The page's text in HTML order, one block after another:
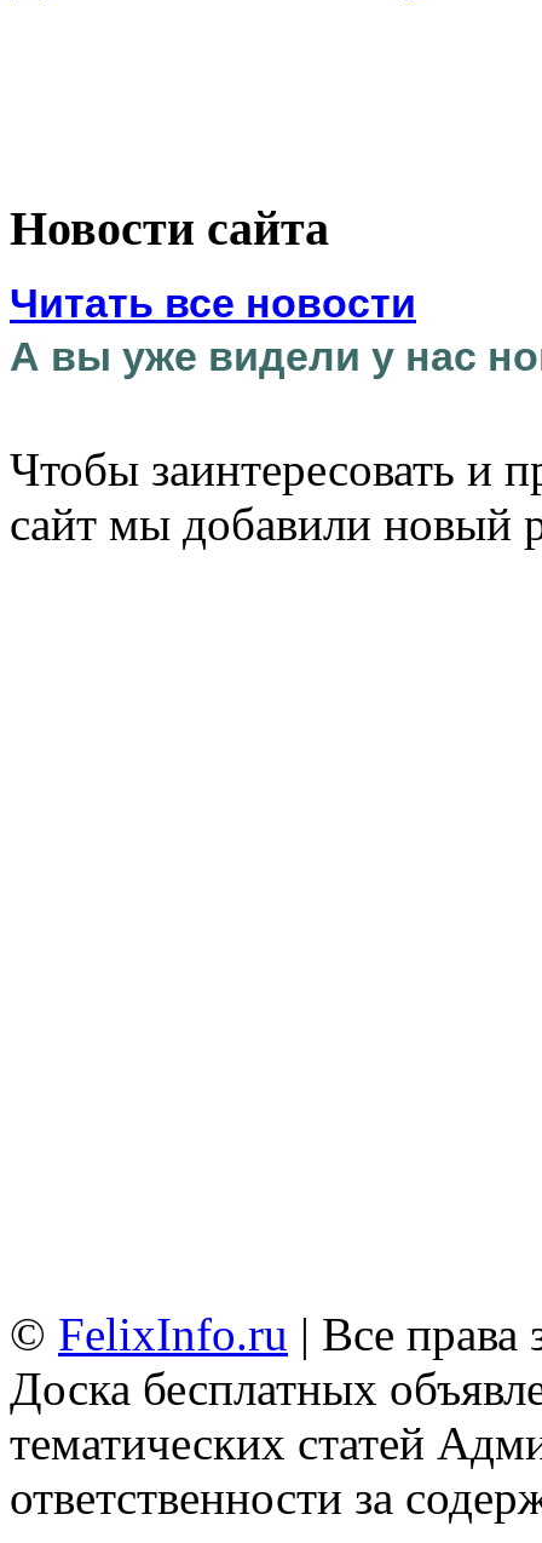
Новости сайта
Читать все новости
А вы уже видели у нас
Чтобы заинтересовать и
сайт мы добавили новый
© FelixInfo.ru | Все
Доска бесплатных
тематических статей
ответственности за